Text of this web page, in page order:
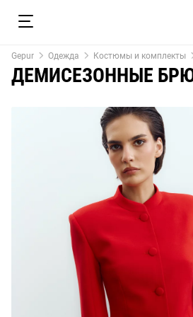
Gepur Одежда Костюмы и комплекты
ДЕМИСЕЗОННЫЕ